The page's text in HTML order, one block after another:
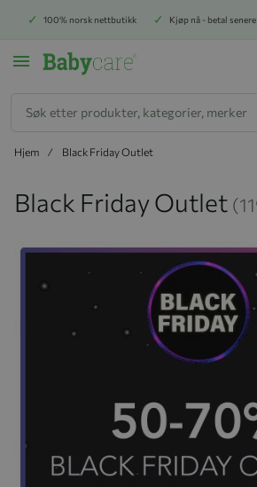
100% norsk nettbutikk Kjøp nå - betal senere
Hjem Black Friday Outlet
Black Friday Outlet